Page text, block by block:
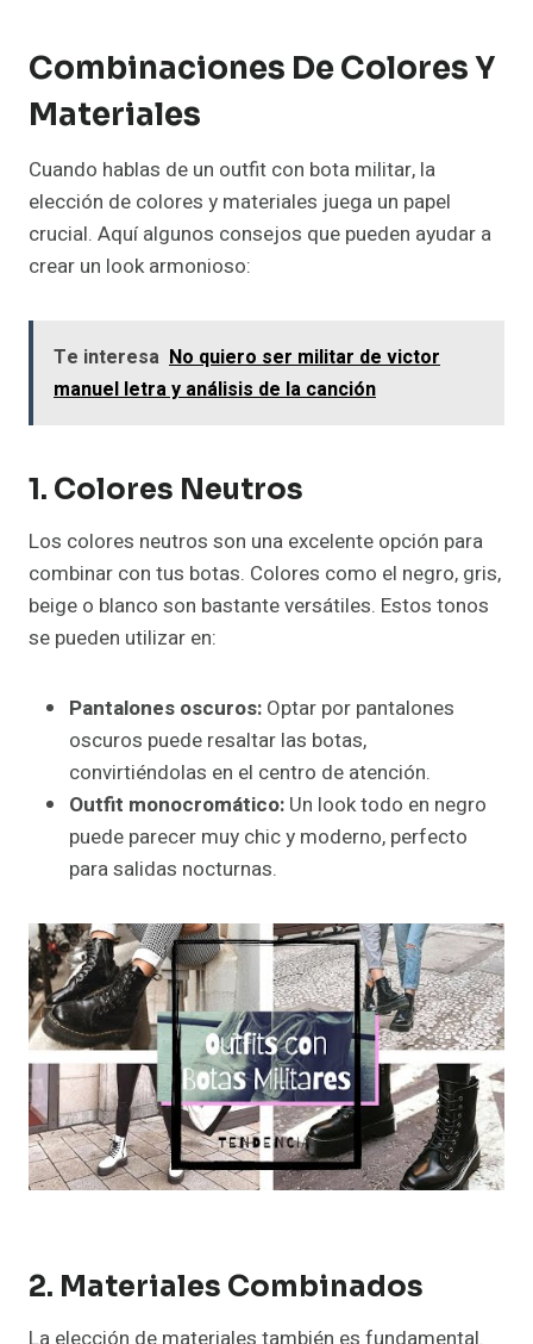
Combinaciones De Colores Y
Materiales
Cuando hablas de un outfit con bota militar, la
elección de colores y materiales juega un papel
crucial. Aquí algunos consejos que pueden ayudar a
crear un look armonioso:
Te interesa No quiero ser militar de victor
manuel letra y análisis de la canción
1. Colores Neutros
Los colores neutros son una excelente opción para
combinar con tus botas. Colores como el negro, gris,
beige o blanco son bastante versátiles. Estos tonos
se pueden utilizar en:
Pantalones oscuros: Optar por pantalones
oscuros puede resaltar las botas,
convirtiéndolas en el centro de atención.
Outfit monocromático: Un look todo en negro
puede parecer muy chic y moderno, perfecto
para salidas nocturnas.
2. Materiales Combinados